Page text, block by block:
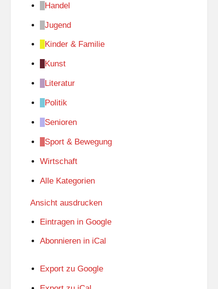
Handel
Jugend
Kinder & Familie
Kunst
Literatur
Politik
Senioren
Sport & Bewegung
Wirtschaft
Alle Kategorien
Ansicht ausdrucken
Eintragen in Google
Abonnieren in iCal
Export zu Google